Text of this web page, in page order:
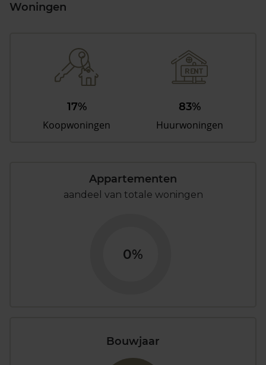
Woningen
17%
Koopwoningen
83%
Huurwoningen
Appartementen
aandeel van totale woningen
0%
Bouwjaar